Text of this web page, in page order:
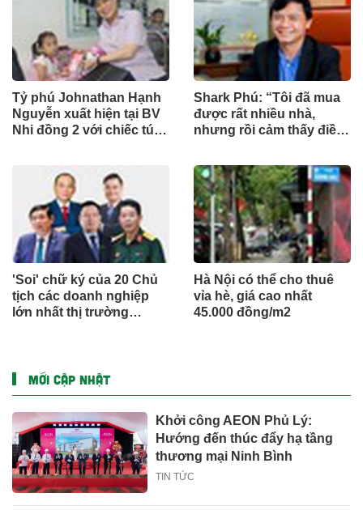
Tỷ phú Johnathan Hạnh
Nguyễn xuất hiện tại BV
Nhi đồng 2 với chiếc túi
đặc biệt
Shark Phú: “Tôi đã mua
được rất nhiều nhà,
nhưng rồi cảm thấy điều
'Soi' chữ ký của 20 Chủ
tịch các doanh nghiệp
lớn nhất thị trường
Hà Nội có thể cho thuê
vỉa hè, giá cao nhất
45.000 đồng/m2
MỚI CẬP NHẬT
Khởi công AEON Phủ Lý:
Hướng đến thúc đẩy hạ tầng
thương mại Ninh Bình
TIN TỨC